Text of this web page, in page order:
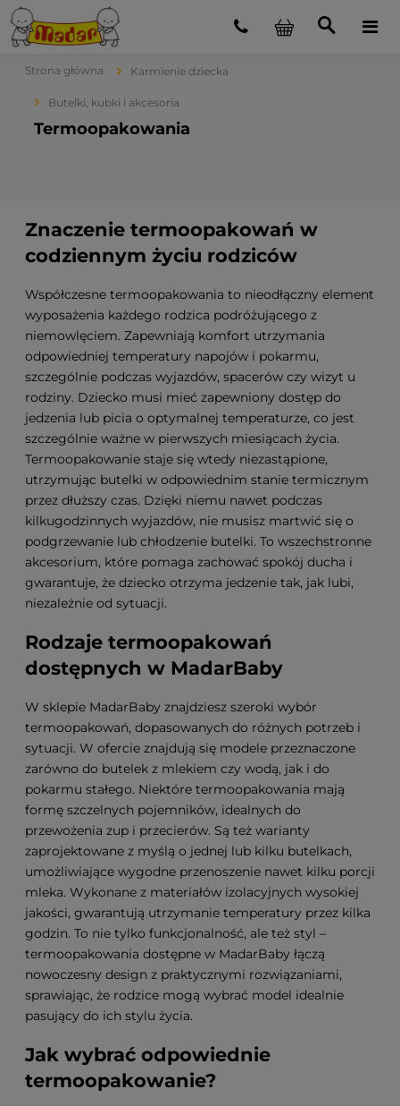
Strona główna Karmienie dziecka
Butelki, kubki i akcesoria
Termoopakowania
Znaczenie termoopakowań w
codziennym życiu rodziców
Współczesne termoopakowania to nieodłączny element
wyposażenia każdego rodzica podróżującego z
niemowlęciem. Zapewniają komfort utrzymania
odpowiedniej temperatury napojów i pokarmu,
szczególnie podczas wyjazdów, spacerów czy wizyt u
rodziny. Dziecko musi mieć zapewniony dostęp do
jedzenia lub picia o optymalnej temperaturze, co jest
szczególnie ważne w pierwszych miesiącach życia.
Termoopakowanie staje się wtedy niezastąpione,
utrzymując butelki w odpowiednim stanie termicznym
przez dłuższy czas. Dzięki niemu nawet podczas
kilkugodzinnych wyjazdów, nie musisz martwić się o
podgrzewanie lub chłodzenie butelki. To wszechstronne
akcesorium, które pomaga zachować spokój ducha i
gwarantuje, że dziecko otrzyma jedzenie tak, jak lubi,
niezależnie od sytuacji.
Rodzaje termoopakowań
dostępnych w MadarBaby
W sklepie MadarBaby znajdziesz szeroki wybór
termoopakowań, dopasowanych do różnych potrzeb i
sytuacji. W ofercie znajdują się modele przeznaczone
zarówno do butelek z mlekiem czy wodą, jak i do
pokarmu stałego. Niektóre termoopakowania mają
formę szczelnych pojemników, idealnych do
przewożenia zup i przecierów. Są też warianty
zaprojektowane z myślą o jednej lub kilku butelkach,
umożliwiające wygodne przenoszenie nawet kilku porcji
mleka. Wykonane z materiałów izolacyjnych wysokiej
jakości, gwarantują utrzymanie temperatury przez kilka
godzin. To nie tylko funkcjonalność, ale też styl –
termoopakowania dostępne w MadarBaby łączą
nowoczesny design z praktycznymi rozwiązaniami,
sprawiając, że rodzice mogą wybrać model idealnie
pasujący do ich stylu życia.
Jak wybrać odpowiednie
termoopakowanie?